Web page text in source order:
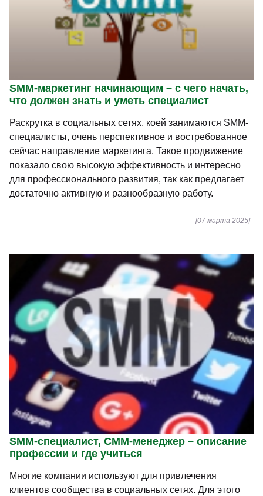
SMM-маркетинг начинающим – с чего начать,
что должен знать и уметь специалист
Раскрутка в социальных сетях, коей занимаются SMM-
специалисты, очень перспективное и востребованное
сейчас направление маркетинга. Такое продвижение
показало свою высокую эффективность и интересно
для профессионального развития, так как предлагает
достаточно активную и разнообразную работу.
[07 марта 2025]
SMM-специалист, СММ-менеджер – описание
профессии и где учиться
Многие компании используют для привлечения
клиентов сообщества в социальных сетях. Для этого